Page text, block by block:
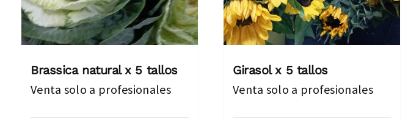
Brassica natural x 5 tallos
Venta solo a profesionales
Girasol x 5 tallos
Venta solo a profesionales